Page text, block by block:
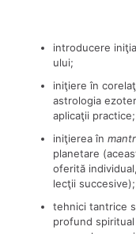
introducere
ului;
iniţiere în
astrologia
aplicaţii practice;
iniţierea în
planetare
oferită
lecţii succesive);
tehnici tantrice
profund